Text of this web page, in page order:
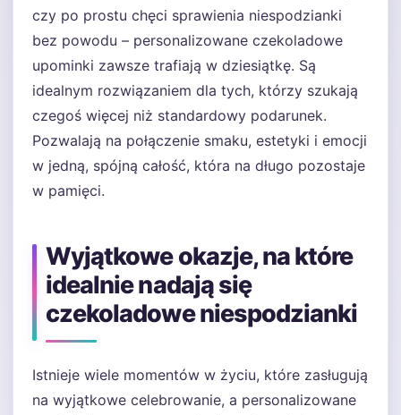
czy po prostu chęci sprawienia niespodzianki
bez powodu – personalizowane czekoladowe
upominki zawsze trafiają w dziesiątkę. Są
idealnym rozwiązaniem dla tych, którzy szukają
czegoś więcej niż standardowy podarunek.
Pozwalają na połączenie smaku, estetyki i emocji
w jedną, spójną całość, która na długo pozostaje
w pamięci.
Wyjątkowe okazje, na które
idealnie nadają się
czekoladowe niespodzianki
Istnieje wiele momentów w życiu, które zasługują
na wyjątkowe celebrowanie, a personalizowane